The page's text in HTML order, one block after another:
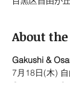
About
Gakushi &
7月18日(木)